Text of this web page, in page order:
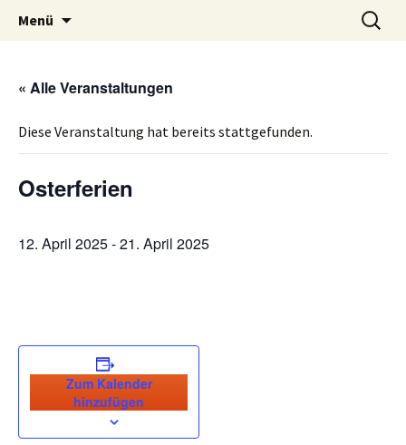
MVS Edelschrott
Volksschule mit musikalischem Schwerpunkt
Edelschrott
Menü
Suche
nach:
« Alle Veranstaltungen
Diese Veranstaltung hat bereits stattgefunden.
Osterferien
12. April 2025-21. April 2025
Zum Kalender
hinzufügen